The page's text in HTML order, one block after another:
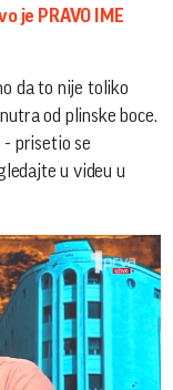
je PRAVO IME
da to nije toliko
od plinske boce.
- prisetio se
u videu u